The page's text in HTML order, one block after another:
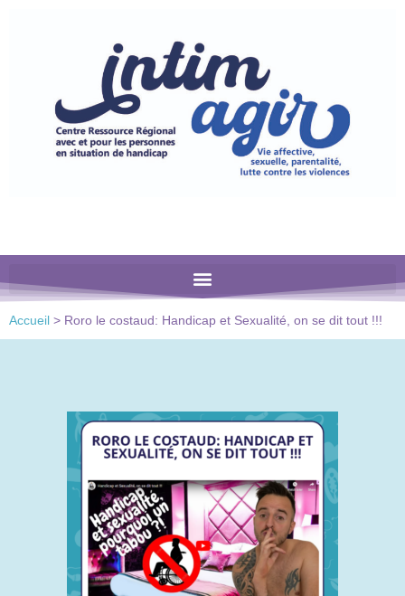
comprend
Accueil > Roro le costaud: Handicap et Sexualité, on se dit tout !!!